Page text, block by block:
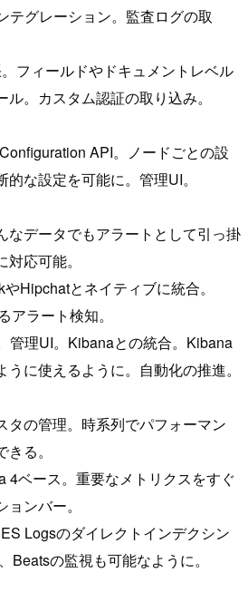
グレーション。監査ログの取
ィールドやドキュメントレベル
。カスタム認証の取り込み。
API。ノードごとの設
な設定を可能に。管理UI。
データでもアラートとして引っ掛
応可能。
とネイティブに統合。
アラート検知。
理UI。Kibanaとの統合。Kibana
に使えるように。自動化の推進。
の管理。時系列でパフォーマン
る。
ース。重要なメトリクスをすぐ
ンバー。
Logsのダイレクトインデクシン
Beatsの監視も可能なように。